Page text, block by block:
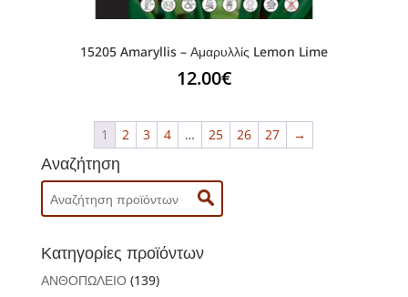
15205 Amaryllis – Αμαρυλλίς Lemon Lime
12.00€
1 2 3 4 … 25 26 27 →
Αναζήτηση
for:
Κατηγορίες προϊόντων
ΑΝΘΟΠΩΛΕΙΟ (139)